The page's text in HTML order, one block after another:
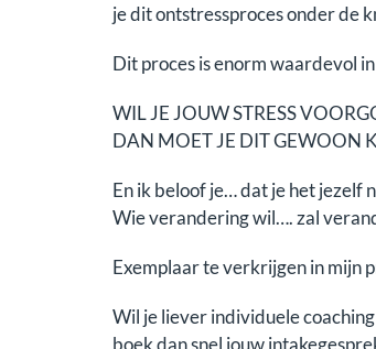
je dit ontstressproces onder de
Dit proces is enorm waardevol
WIL JE JOUW STRESS
DAN MOET JE DIT GEWOON
En ik beloof je… dat je het jezelf
Wie verandering wil…. zal
Exemplaar te verkrijgen in mijn
Wil je liever individuele
boek dan snel jouw